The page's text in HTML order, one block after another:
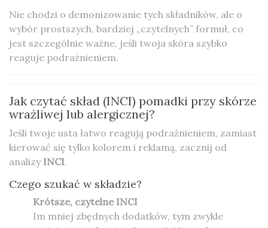
Nie chodzi o demonizowanie tych składników, ale o
wybór prostszych, bardziej „czytelnych” formuł, co
jest szczególnie ważne, jeśli twoja skóra szybko
reaguje podrażnieniem.
Jak czytać skład (INCI) pomadki przy skórze
wrażliwej lub alergicznej?
Jeśli twoje usta łatwo reagują podrażnieniem, zamiast
kierować się tylko kolorem i reklamą, zacznij od
analizy INCI.
Czego szukać w składzie?
Krótsze, czytelne INCI
Im mniej zbędnych dodatków, tym zwykle